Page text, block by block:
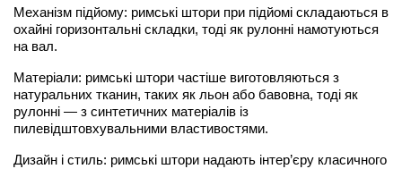
Механізм підйому: римські штори при підйомі складаються в
охайні горизонтальні складки, тоді як рулонні намотуються
на вал.
Матеріали: римські штори частіше виготовляються з
натуральних тканин, таких як льон або бавовна, тоді як
рулонні — з синтетичних матеріалів із
пилевідштовхувальними властивостями.
Дизайн і стиль: римські штори надають інтер’єру класичного